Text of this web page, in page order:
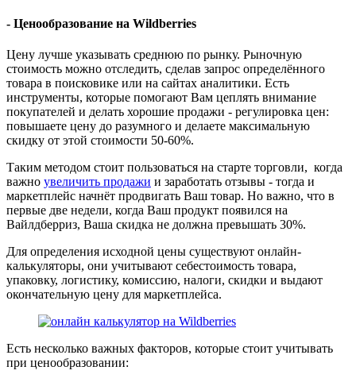
- Ценообразование на Wildberries
Цену лучше указывать среднюю по рынку. Рыночную
стоимость можно отследить, сделав запрос определённого
товара в поисковике или на сайтах аналитики. Есть
инструменты, которые помогают Вам цеплять внимание
покупателей и делать хорошие продажи - регулировка цен:
повышаете цену до разумного и делаете максимальную
скидку от этой стоимости 50-60%.
Таким методом стоит пользоваться на старте торговли, когда
важно увеличить продажи и заработать отзывы - тогда и
маркетплейс начнёт продвигать Ваш товар. Но важно, что в
первые две недели, когда Ваш продукт появился на
Вайлдберриз, Ваша скидка не должна превышать 30%.
Для определения исходной цены существуют онлайн-
калькуляторы, они учитывают себестоимость товара,
упаковку, логистику, комиссию, налоги, скидки и выдают
окончательную цену для маркетплейса.
Есть несколько важных факторов, которые стоит учитывать
при ценообразовании: